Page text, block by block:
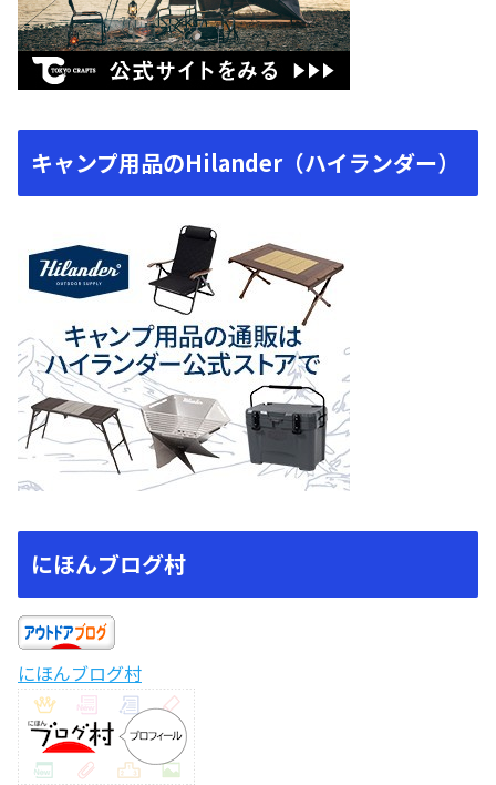
キャンプ用品のHilander（ハイランダー）
にほんブログ村
にほんブログ村